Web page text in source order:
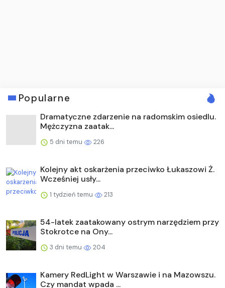
Popularne
Dramatyczne zdarzenie na radomskim osiedlu.
Mężczyzna zaatak...
5 dni temu 226
Kolejny akt oskarżenia przeciwko Łukaszowi Ż.
Wcześniej usły...
1 tydzień temu 213
54-latek zaatakowany ostrym narzędziem przy
Stokrotce na Ony...
3 dni temu 204
Kamery RedLight w Warszawie i na Mazowszu.
Czy mandat wpada ...